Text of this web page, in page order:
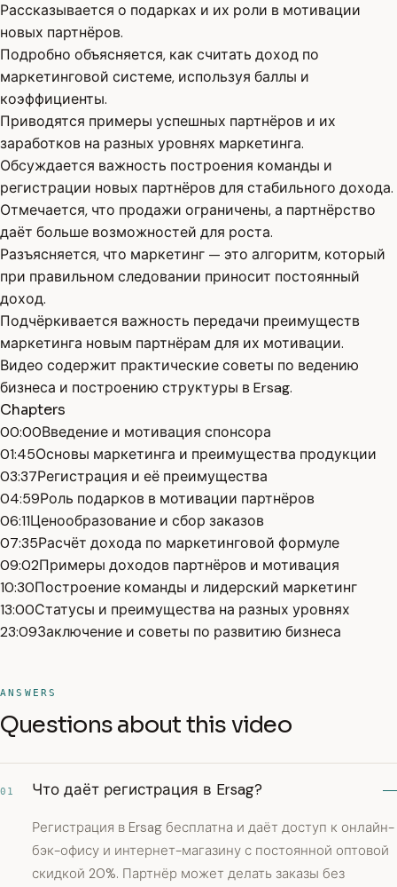
Рассказывается о подарках и их роли в мотивации
новых партнёров.
Подробно объясняется, как считать доход по
маркетинговой системе, используя баллы и
коэффициенты.
Приводятся примеры успешных партнёров и их
заработков на разных уровнях маркетинга.
Обсуждается важность построения команды и
регистрации новых партнёров для стабильного дохода.
Отмечается, что продажи ограничены, а партнёрство
даёт больше возможностей для роста.
Разъясняется, что маркетинг — это алгоритм, который
при правильном следовании приносит постоянный
доход.
Подчёркивается важность передачи преимуществ
маркетинга новым партнёрам для их мотивации.
Видео содержит практические советы по ведению
бизнеса и построению структуры в Ersag.
Chapters
00:00Введение и мотивация спонсора
01:45Основы маркетинга и преимущества продукции
03:37Регистрация и её преимущества
04:59Роль подарков в мотивации партнёров
06:11Ценообразование и сбор заказов
07:35Расчёт дохода по маркетинговой формуле
09:02Примеры доходов партнёров и мотивация
10:30Построение команды и лидерский маркетинг
13:00Статусы и преимущества на разных уровнях
23:09Заключение и советы по развитию бизнеса
ANSWERS
Questions about this video
01 Что даёт регистрация в Ersag?
Регистрация в Ersag бесплатна и даёт доступ к онлайн-
бэк-офису и интернет-магазину с постоянной оптовой
скидкой 20%. Партнёр может делать заказы без